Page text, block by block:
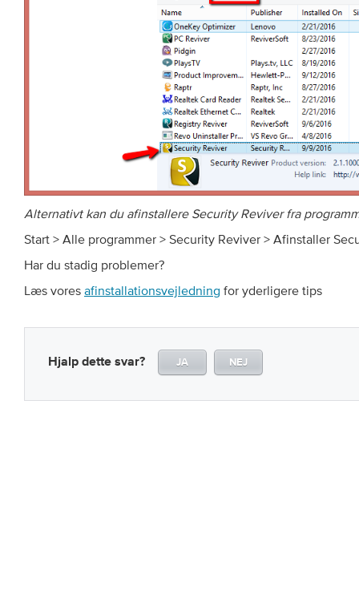
Alternativt kan du afinstallere Security Reviver fra
Start > Alle programmer > Security Reviver > Afinstaller
Har du stadig problemer?
Læs vores afinstallationsvejledning for yderligere tips
Hjalp dette svar? JA NEJ